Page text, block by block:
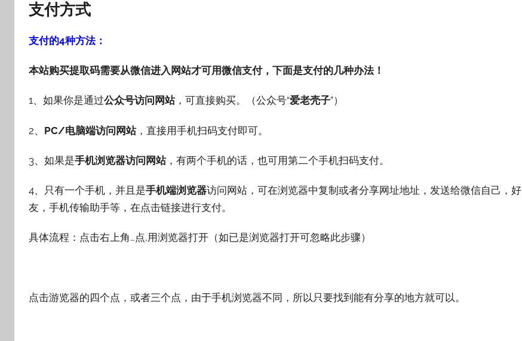
支付方式
支付的4种方法：
本站购买提取码需要从微信进入网站才可用微信支付，下面是支付的几种办法！
1、如果你是通过公众号访问网站，可直接购买。（公众号“爱老壳子”）
2、 PC/电脑端访问网站，直接用手机扫码支付即可。
3、如果是手机浏览器访问网站，有两个手机的话，也可用第二个手机扫码支付。
4、只有一个手机，并且是手机端浏览器访问网站，可在浏览器中复制或者分享网址地址，发送给微信自己，好
友，手机传输助手等，在点击链接进行支付。
具体流程：点击右上角…点,用浏览器打开（如已是浏览器打开可忽略此步骤）
点击游览器的四个点，或者三个点，由于手机浏览器不同，所以只要找到能有分享的地方就可以。